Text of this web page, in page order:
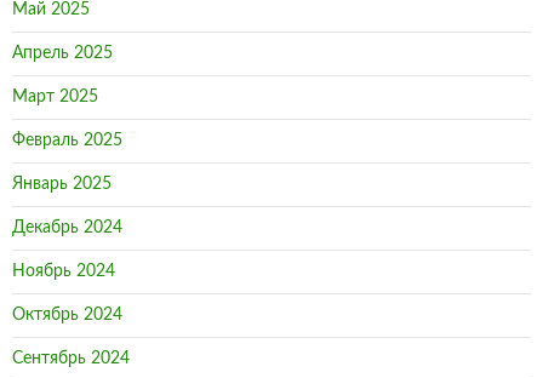
Май 2025
Апрель 2025
Март 2025
Февраль 2025
Январь 2025
Декабрь 2024
Ноябрь 2024
Октябрь 2024
Сентябрь 2024